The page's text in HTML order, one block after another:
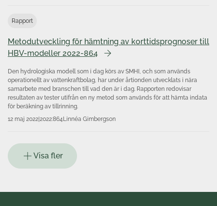
Rapport
Metodutveckling för hämtning av korttidsprognoser till
HBV-modeller 2022-864
Den hydrologiska modell som i dag körs av SMHI, och som används
operationellt av vattenkraftbolag, har under årtionden utvecklats i nära
samarbete med branschen till vad den är i dag. Rapporten redovisar
resultaten av tester utifrån en ny metod som används för att hämta indata
för beräkning av tillrinning.
12 maj 2022 2022:864 Linnéa Gimbergson
Visa fler